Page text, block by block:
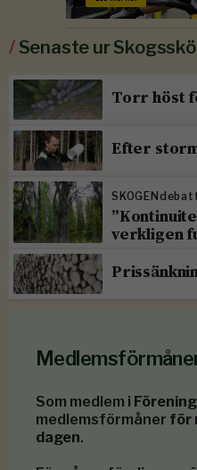
/Senaste ur
Torr höst
Efter
verkligen
Som medlem i
medlemsförmåner för
dagen.